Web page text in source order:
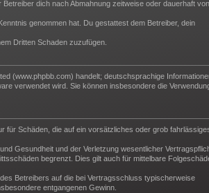
dich nach Abmahnung zeitweise oder dauerhaft
genommen hat. Du gestattest dem Betreiber, dein
Dritten Schaden zuzufügen.
(www.phpbb.com) handelt; deutschsprachige
verwendet wird. Sie können insbesondere die
für Schäden, die auf ein vorsätzliches oder grob
Gesundheit und der Verletzung wesentlicher
begrenzt. Dies gilt auch für mittelbare
Betreibers auf die bei Vertragsschluss typischerweise
entgangenen Gewinn.